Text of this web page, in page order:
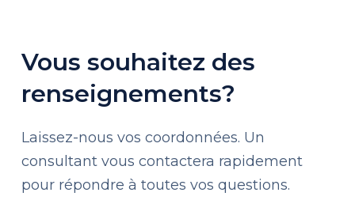
Vous souhaitez des
renseignements?
Laissez-nous vos coordonnées. Un
consultant vous contactera rapidement
pour répondre à toutes vos questions.